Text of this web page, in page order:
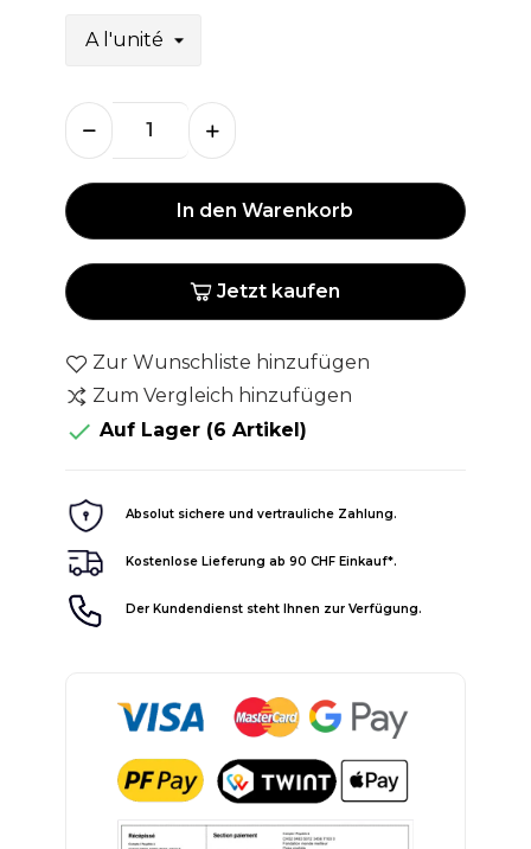
In den Warenkorb
Jetzt kaufen
Zur Wunschliste hinzufügen
Zum Vergleich hinzufügen
 Auf Lager (6 Artikel)
Absolut sichere und vertrauliche Zahlung.
Kostenlose Lieferung ab 90 CHF Einkauf*.
Der Kundendienst steht Ihnen zur Verfügung.